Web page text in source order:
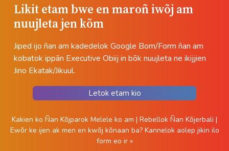
Likit etam bwe en maroñ iwõj am
nuujleta jen kõm
Jiped ijo ñan am kadedelok Google Bom/Form ñan am
kobatok ippān Executive Obiij in bõk nuujleta ne ikijjien
Jino Ekatak/Jikuul.
Letok etam kio
Kakien ko Ñan Kõjparok Melele ko am | Rebellok Ñan Kõjerbali |
Ewõr ke ijen ak men en kwõj kõnaan ba? Kannelok aolep jikin ilo
form eo ir »